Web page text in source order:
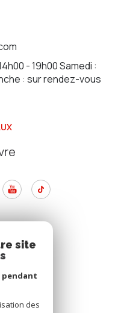
- 19h00 Samedi :
: sur rendez-vous
site
pendant
des